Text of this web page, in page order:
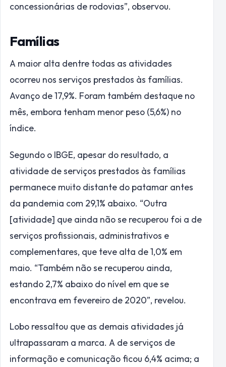
concessionárias de rodovias”, observou.
Famílias
A maior alta dentre todas as atividades
ocorreu nos serviços prestados às famílias.
Avanço de 17,9%. Foram também destaque no
mês, embora tenham menor peso (5,6%) no
índice.
Segundo o IBGE, apesar do resultado, a
atividade de serviços prestados às famílias
permanece muito distante do patamar antes
da pandemia com 29,1% abaixo. “Outra
[atividade] que ainda não se recuperou foi a de
serviços profissionais, administrativos e
complementares, que teve alta de 1,0% em
maio. “Também não se recuperou ainda,
estando 2,7% abaixo do nível em que se
encontrava em fevereiro de 2020”, revelou.
Lobo ressaltou que as demais atividades já
ultrapassaram a marca. A de serviços de
informação e comunicação ficou 6,4% acima; a